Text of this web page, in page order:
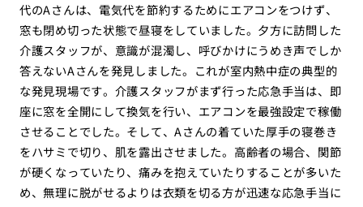
代のAさんは、電気代を節約するためにエアコンをつけず、
窓も閉め切った状態で昼寝をしていました。夕方に訪問した
介護スタッフが、意識が混濁し、呼びかけにうめき声でしか
答えないAさんを発見しました。これが室内熱中症の典型的
な発見現場です。介護スタッフがまず行った応急手当は、即
座に窓を全開にして換気を行い、エアコンを最強設定で稼働
させることでした。そして、Aさんの着ていた厚手の寝巻き
をハサミで切り、肌を露出させました。高齢者の場合、関節
が硬くなっていたり、痛みを抱えていたりすることが多いた
め、無理に脱がせるよりは衣類を切る方が迅速な応急手当に